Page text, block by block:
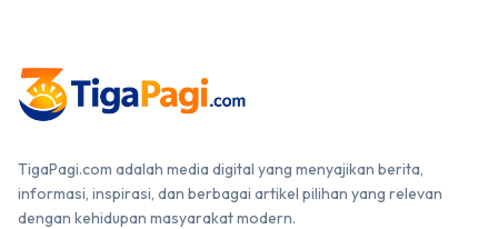
TigaPagi.com adalah media digital yang menyajikan berita,
informasi, inspirasi, dan berbagai artikel pilihan yang relevan
dengan kehidupan masyarakat modern.